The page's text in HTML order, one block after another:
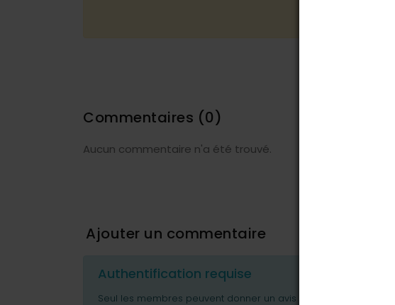
Commentaires (0)
Aucun commentaire n'a été trouvé.
Ajouter un commentaire
Authentification requise
Seul les membres peuvent donner un avis ou poser des